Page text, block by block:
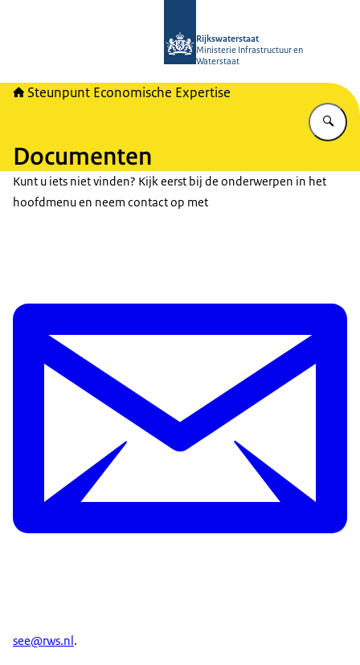
Rijkswaterstaat
Ministerie Infrastructuur en
Waterstaat
Steunpunt Economische Expertise
Documenten
Kunt u iets niet vinden? Kijk eerst bij de onderwerpen in het
hoofdmenu en neem contact op met
see@rws.nl.